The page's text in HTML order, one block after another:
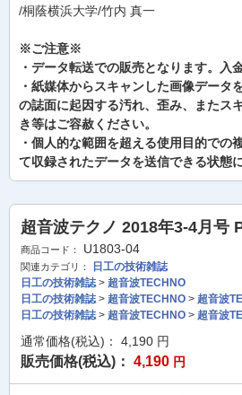
/桐蔭横浜大学/竹内 真一
※ご注意※
・データ転送での販売となります。入
・紙媒体からスキャンした画像データ
の誌面に起因する汚れ、歪み、またス
き等はご容赦ください。
・個人的な範囲を超える使用目的での
て収録されたデータを送信できる状態
超音波テクノ 2018年3-4月号
商品コード： U1803-04
関連カテゴリ：
日工の技術雑誌
日工の技術雑誌> 超音波TECHNO
日工の技術雑誌> 超音波TECHNO > 超音波
日工の技術雑誌> 超音波TECHNO > 超音波
通常価格(税込)： 4,190 円
販売価格(税込)： 4,190 円